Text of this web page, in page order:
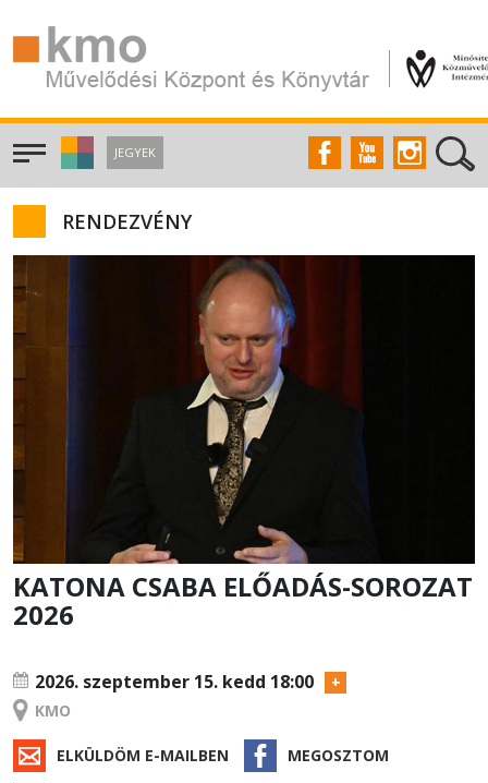
JEGYEK
RENDEZVÉNY
KATONA CSABA ELŐADÁS-SOROZAT
2026
2026. szeptember 15. kedd 18:00
KMO
ELKÜLDÖM E-MAILBEN MEGOSZTOM